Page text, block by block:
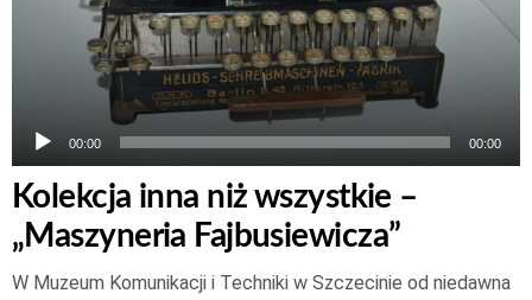
00:00 00:00
Kolekcja inna niż wszystkie –
„Maszyneria Fajbusiewicza”
W Muzeum Komunikacji i Techniki w Szczecinie od niedawna